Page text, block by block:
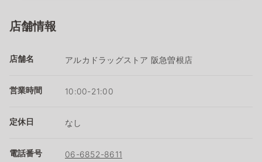
店舗情報
店舗名 アルカドラッグストア 阪急曽根店
営業時間 10:00-21:00
定休日 なし
電話番号 06-6852-8611